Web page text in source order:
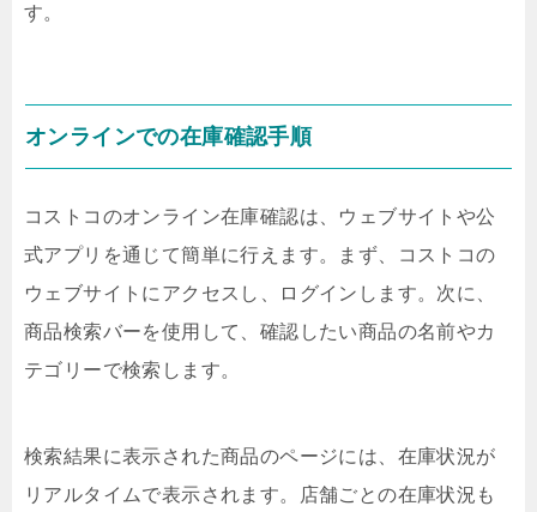
す。
オンラインでの在庫確認手順
コストコのオンライン在庫確認は、ウェブサイトや公
式アプリを通じて簡単に行えます。まず、コストコの
ウェブサイトにアクセスし、ログインします。次に、
商品検索バーを使用して、確認したい商品の名前やカ
テゴリーで検索します。
検索結果に表示された商品のページには、在庫状況が
リアルタイムで表示されます。店舗ごとの在庫状況も